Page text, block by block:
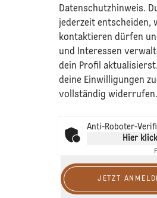
Datenschutzhinweis.
jederzeit entscheiden,
kontaktieren dürfen
und Interessen
dein Profil
deine Einwilligungen
vollständig widerrufen.
Anti-Roboter-
Hier
JETZT